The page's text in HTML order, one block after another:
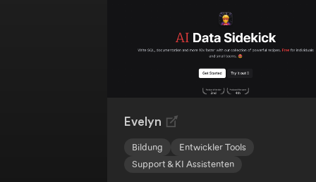
Kommunikation zu erstellen.
Darüber hinaus bietet MagicAI eine
sofortige Zusammenfassung deiner
langen E-Mail-Konversationen,
Nachrichten, Notizen und Dateien.
Steigere deine Effizienz mit
Evelyn
Bildung
Entwickler Tools
Support & KI Assistenten